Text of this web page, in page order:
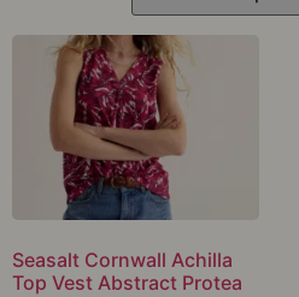
Seasalt Cornwall Achilla
Top Vest Abstract Protea